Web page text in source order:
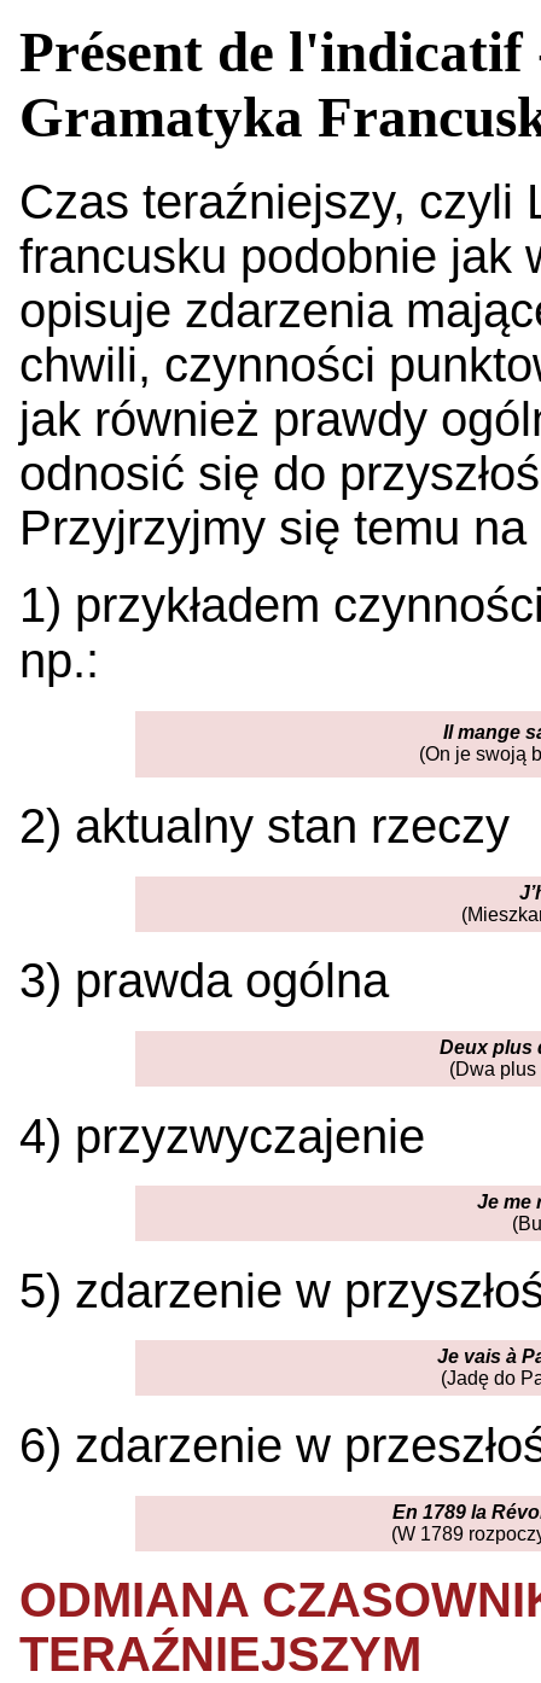
Présent de l'indicatif
Gramatyka
Czas teraźniejszy, czyli
francusku podobnie jak
opisuje zdarzenia
chwili, czynności
jak również prawdy
odnosić się do
Przyjrzyjmy się temu na
1) przykładem
np.:
Il mange
(On je swoją
2) aktualny stan rzeczy
3) prawda ogólna
Deux plus
(Dwa plus
4) przyzwyczajenie
Je me
5) zdarzenie w
Je vais à
(Jadę do
6) zdarzenie w
En 1789 la
(W 1789
ODMIANA
TERAŹNIEJSZYM